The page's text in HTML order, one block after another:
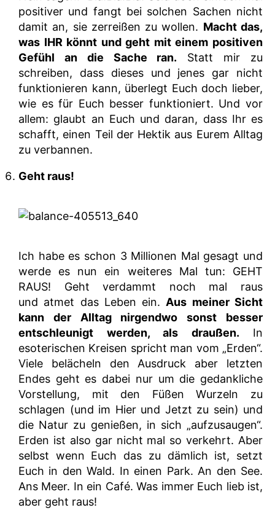
positiver und fangt bei solchen Sachen nicht
damit an, sie zerreißen zu wollen. Macht das,
was IHR könnt und geht mit einem positiven
Gefühl an die Sache ran. Statt mir zu
schreiben, dass dieses und jenes gar nicht
funktionieren kann, überlegt Euch doch lieber,
wie es für Euch besser funktioniert. Und vor
allem: glaubt an Euch und daran, dass Ihr es
schafft, einen Teil der Hektik aus Eurem Alltag
zu verbannen.
Geht raus!
Ich habe es schon 3 Millionen Mal gesagt und
werde es nun ein weiteres Mal tun: GEHT
RAUS! Geht verdammt noch mal raus
und atmet das Leben ein. Aus meiner Sicht
kann der Alltag nirgendwo sonst besser
entschleunigt werden, als draußen. In
esoterischen Kreisen spricht man vom „Erden“.
Viele belächeln den Ausdruck aber letzten
Endes geht es dabei nur um die gedankliche
Vorstellung, mit den Füßen Wurzeln zu
schlagen (und im Hier und Jetzt zu sein) und
die Natur zu genießen, in sich „aufzusaugen“.
Erden ist also gar nicht mal so verkehrt. Aber
selbst wenn Euch das zu dämlich ist, setzt
Euch in den Wald. In einen Park. An den See.
Ans Meer. In ein Café. Was immer Euch lieb ist,
aber geht raus!